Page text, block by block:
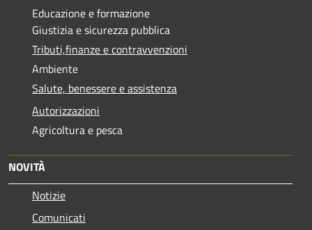
Educazione e formazione
Giustizia e sicurezza pubblica
Tributi,finanze e contravvenzioni
Ambiente
Salute, benessere e assistenza
Autorizzazioni
Agricoltura e pesca
NOVITÀ
Notizie
Comunicati